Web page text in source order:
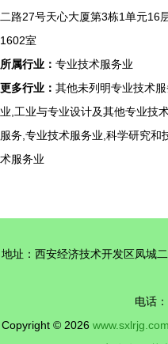
二路27号天心大厦第3栋1单元16
1602室
所属行业： 专业技术服务业
更多行业： 其他未列明专业技术服
业,工业与专业设计及其他专业技
服务,专业技术服务业,科学研究和
术服务业
地址：西安经济技术开发区凤城
电话
Copyright © 2026 www.sxlrjg.com